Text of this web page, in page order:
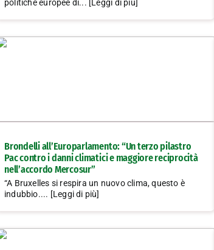
politiche europee di... [Leggi di più]
Brondelli all’Europarlamento: “Un terzo pilastro
Pac contro i danni climatici e maggiore reciprocità
nell’accordo Mercosur”
“A Bruxelles si respira un nuovo clima, questo è
indubbio.... [Leggi di più]